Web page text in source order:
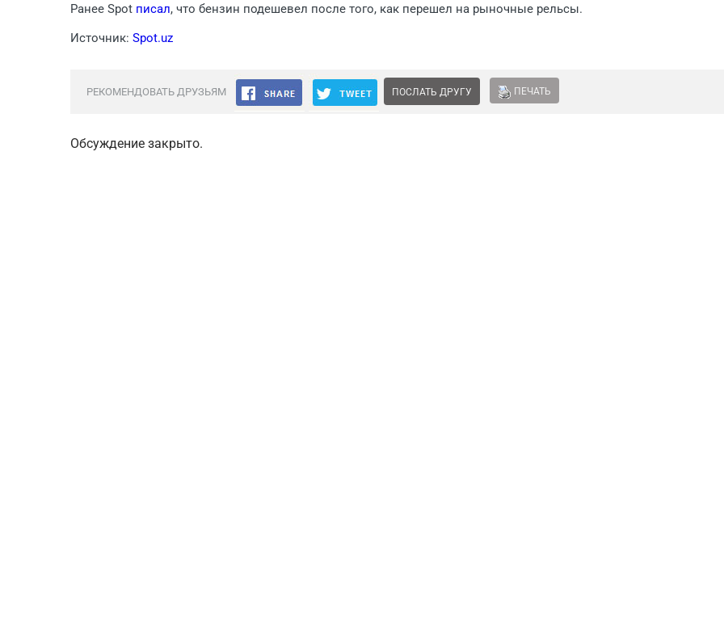
Ранее Spot писал, что бензин подешевел после того, как перешел на рыночные рельсы.
Источник: Spot.uz
РЕКОМЕНДОВАТЬ ДРУЗЬЯМ ПОСЛАТЬ ДРУГУ ПЕЧАТЬ
Обсуждение закрыто.